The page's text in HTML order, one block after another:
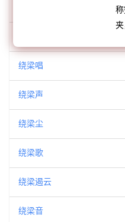
绕梁唱
绕梁声
绕梁尘
绕梁歌
绕梁遏云
绕梁音